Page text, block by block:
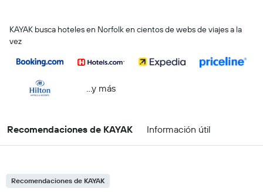
KAYAK busca hoteles en Norfolk en cientos de webs de viajes a la
vez
...y más
Recomendaciones de KAYAK Información útil
Recomendaciones de KAYAK